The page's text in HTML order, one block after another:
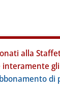
alla
interamente
di